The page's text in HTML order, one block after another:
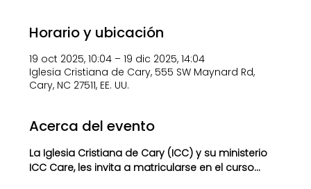
Horario y ubicación
19 oct 2025, 10:04 – 19 dic 2025, 14:04
Iglesia Cristiana de Cary, 555 SW Maynard Rd,
Cary, NC 27511, EE. UU.
Acerca del evento
La Iglesia Cristiana de Cary (ICC) y su ministerio
ICC Care, les invita a matricularse en el curso...